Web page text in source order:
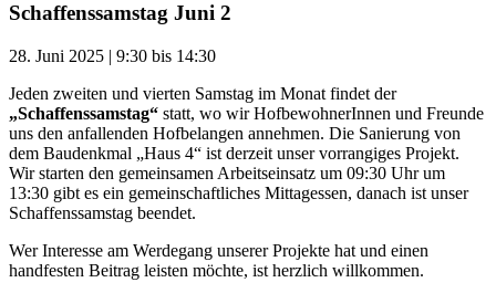
Schaffenssamstag Juni 2
28. Juni 2025 | 9:30 bis 14:30
Jeden zweiten und vierten Samstag im Monat findet der
„Schaffenssamstag“ statt, wo wir HofbewohnerInnen und Freunde
uns den anfallenden Hofbelangen annehmen. Die Sanierung von
dem Baudenkmal „Haus 4“ ist derzeit unser vorrangiges Projekt.
Wir starten den gemeinsamen Arbeitseinsatz um 09:30 Uhr um
13:30 gibt es ein gemeinschaftliches Mittagessen, danach ist unser
Schaffenssamstag beendet.
Wer Interesse am Werdegang unserer Projekte hat und einen
handfesten Beitrag leisten möchte, ist herzlich willkommen.